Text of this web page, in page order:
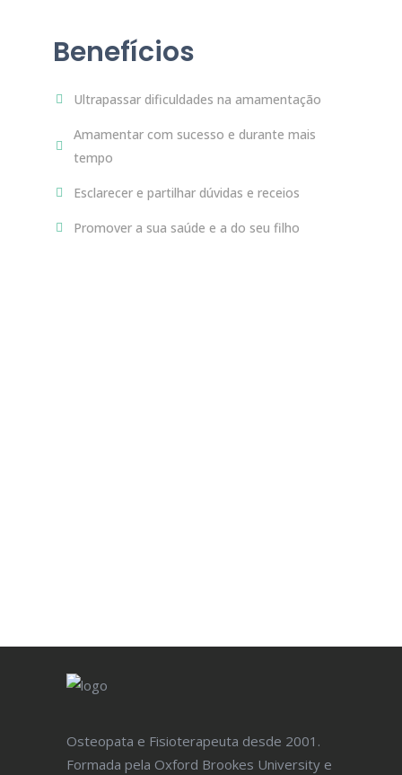
Benefícios
Ultrapassar dificuldades na amamentação
Amamentar com sucesso e durante mais
tempo
Esclarecer e partilhar dúvidas e receios
Promover a sua saúde e a do seu filho
Osteopata e Fisioterapeuta desde 2001.
Formada pela Oxford Brookes University e